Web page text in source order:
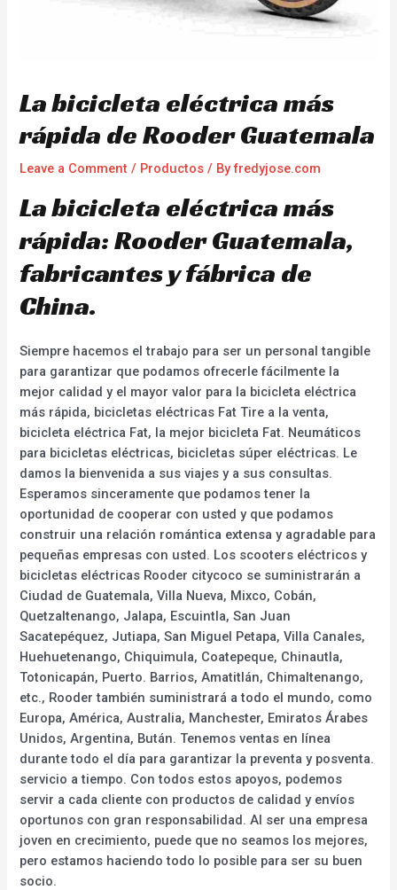
La bicicleta eléctrica más
rápida de Rooder Guatemala
Leave a Comment / Productos / Byfredyjose.com
La bicicleta eléctrica más
rápida: Rooder Guatemala,
fabricantes y fábrica de
China.
Siempre hacemos el trabajo para ser un personal tangible
para garantizar que podamos ofrecerle fácilmente la
mejor calidad y el mayor valor para la bicicleta eléctrica
más rápida, bicicletas eléctricas Fat Tire a la venta,
bicicleta eléctrica Fat, la mejor bicicleta Fat. Neumáticos
para bicicletas eléctricas, bicicletas súper eléctricas. Le
damos la bienvenida a sus viajes y a sus consultas.
Esperamos sinceramente que podamos tener la
oportunidad de cooperar con usted y que podamos
construir una relación romántica extensa y agradable para
pequeñas empresas con usted. Los scooters eléctricos y
bicicletas eléctricas Rooder citycoco se suministrarán a
Ciudad de Guatemala, Villa Nueva, Mixco, Cobán,
Quetzaltenango, Jalapa, Escuintla, San Juan
Sacatepéquez, Jutiapa, San Miguel Petapa, Villa Canales,
Huehuetenango, Chiquimula, Coatepeque, Chinautla,
Totonicapán, Puerto. Barrios, Amatitlán, Chimaltenango,
etc., Rooder también suministrará a todo el mundo, como
Europa, América, Australia, Manchester, Emiratos Árabes
Unidos, Argentina, Bután. Tenemos ventas en línea
durante todo el día para garantizar la preventa y posventa.
servicio a tiempo. Con todos estos apoyos, podemos
servir a cada cliente con productos de calidad y envíos
oportunos con gran responsabilidad. Al ser una empresa
joven en crecimiento, puede que no seamos los mejores,
pero estamos haciendo todo lo posible para ser su buen
socio.